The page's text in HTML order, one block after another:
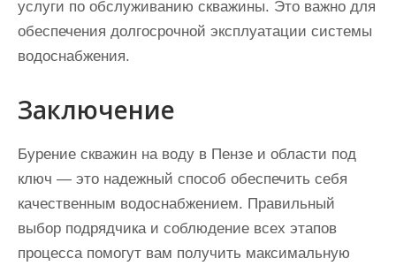
услуги по обслуживанию скважины. Это важно для
обеспечения долгосрочной эксплуатации системы
водоснабжения.
Заключение
Бурение скважин на воду в Пензе и области под
ключ — это надежный способ обеспечить себя
качественным водоснабжением. Правильный
выбор подрядчика и соблюдение всех этапов
процесса помогут вам получить максимальную